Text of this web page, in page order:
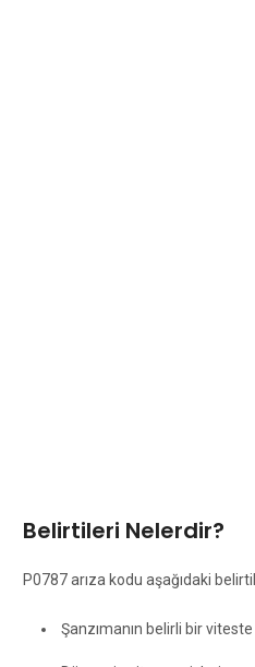
Belirtileri Nelerdir?
P0787 arıza kodu aşağıdaki
Şanzımanın belirli bir viteste